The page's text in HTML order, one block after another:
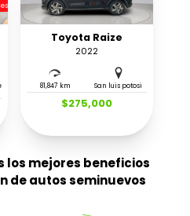
Toyota Raize
2022
81,847 km San luis potosi
$275,000
los mejores beneficios
de autos seminuevos